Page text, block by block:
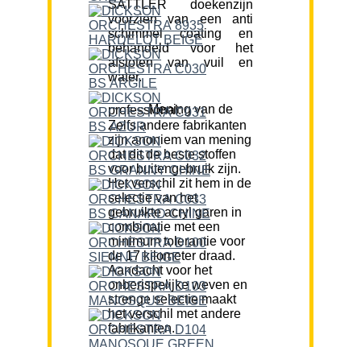
SATTLER doekenzijn
voorzien van een anti
schimmel coating en
behandeld voor het
afstoten van vuil en
water.
Mening van de professional:
Zelfs andere fabrikanten
zijn anoniem van mening
dat dit de beste stoffen
voor buitengebruik zijn.
Het verschil zit hem in de
selectie van het
gebruikte acryl garen in
combinatie met een
minimum tolerantie voor
de 17 kilometer draad.
Aandacht voor het
onberispelijke weven en
strenge selectie maakt
het verschil met andere
fabrikanten.